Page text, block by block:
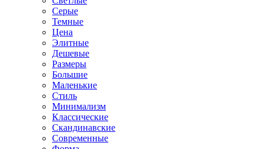
Серые
Темные
Цена
Элитные
Дешевые
Размеры
Большие
Маленькие
Стиль
Минимализм
Классические
Скандинавские
Современные